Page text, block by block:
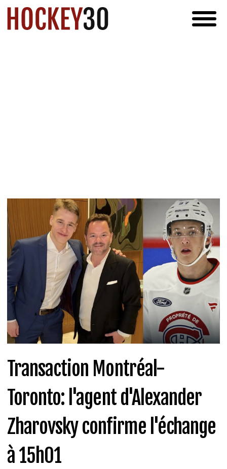
Transaction Montréal-
Toronto: l'agent d'Alexander
Zharovsky confirme l'échange
à 15h01